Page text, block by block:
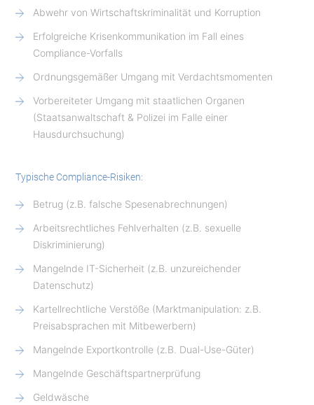
Abwehr von Wirtschaftskriminalität und Korruption
Erfolgreiche Krisenkommunikation im Fall eines
Compliance-Vorfalls
Ordnungsgemäßer Umgang mit Verdachtsmomenten
Vorbereiteter Umgang mit staatlichen Organen
(Staatsanwaltschaft & Polizei im Falle einer
Hausdurchsuchung)
Typische Compliance-Risiken:
Betrug (z.B. falsche Spesenabrechnungen)
Arbeitsrechtliches Fehlverhalten (z.B. sexuelle
Diskriminierung)
Mangelnde IT-Sicherheit (z.B. unzureichender
Datenschutz)
Kartellrechtliche Verstöße (Marktmanipulation: z.B.
Preisabsprachen mit Mitbewerbern)
Mangelnde Exportkontrolle (z.B. Dual-Use-Güter)
Mangelnde Geschäftspartnerprüfung
Geldwäsche